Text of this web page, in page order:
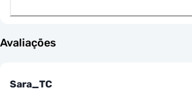
Avaliações
Sara_TC